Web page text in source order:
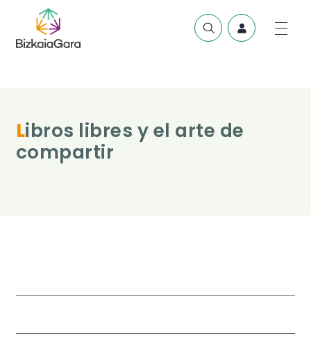
Libros libres y el arte de
compartir